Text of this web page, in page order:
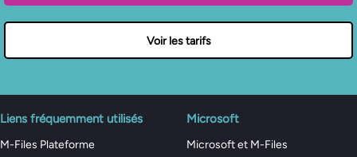
Voir les tarifs
Liens fréquemment utilisés
M-Files Plateforme
Microsoft
Microsoft et M-Files